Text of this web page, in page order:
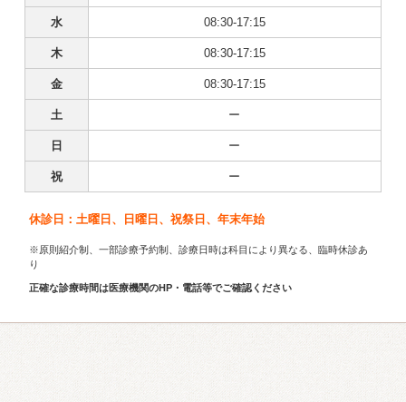
水 08:30-17:15
木 08:30-17:15
金 08:30-17:15
土 ー
日 ー
祝 ー
休診日：土曜日、日曜日、祝祭日、年末年始
※原則紹介制、一部診療予約制、診療日時は科目により異なる、臨時休診あ
り
正確な診療時間は医療機関のHP・電話等でご確認ください